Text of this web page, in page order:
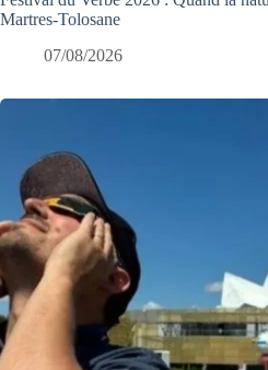
Martres-Tolosane
07/08/2026